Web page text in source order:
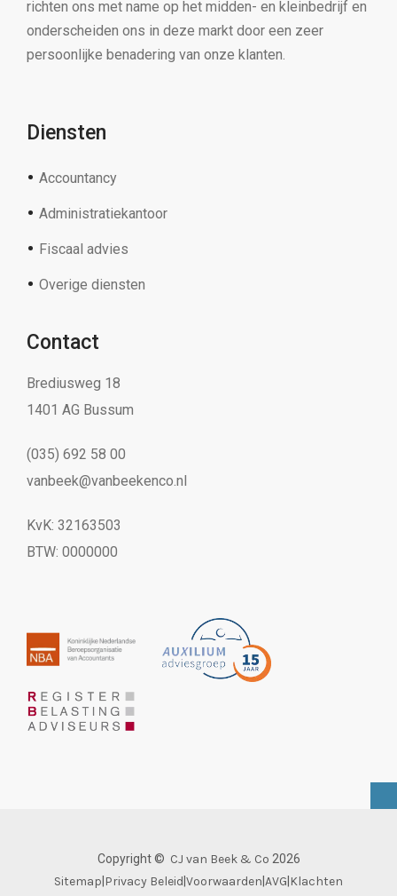
richten ons met name op het midden- en kleinbedrijf en
onderscheiden ons in deze markt door een zeer
persoonlijke benadering van onze klanten.
Diensten
Accountancy
Administratiekantoor
Fiscaal advies
Overige diensten
Contact
Brediusweg 18
1401 AG Bussum
(035) 692 58 00
vanbeek@vanbeekenco.nl
KvK: 32163503
BTW: 0000000
Copyright © CJ van Beek & Co 2026
Sitemap Privacy Beleid Voorwaarden AVG Klachten